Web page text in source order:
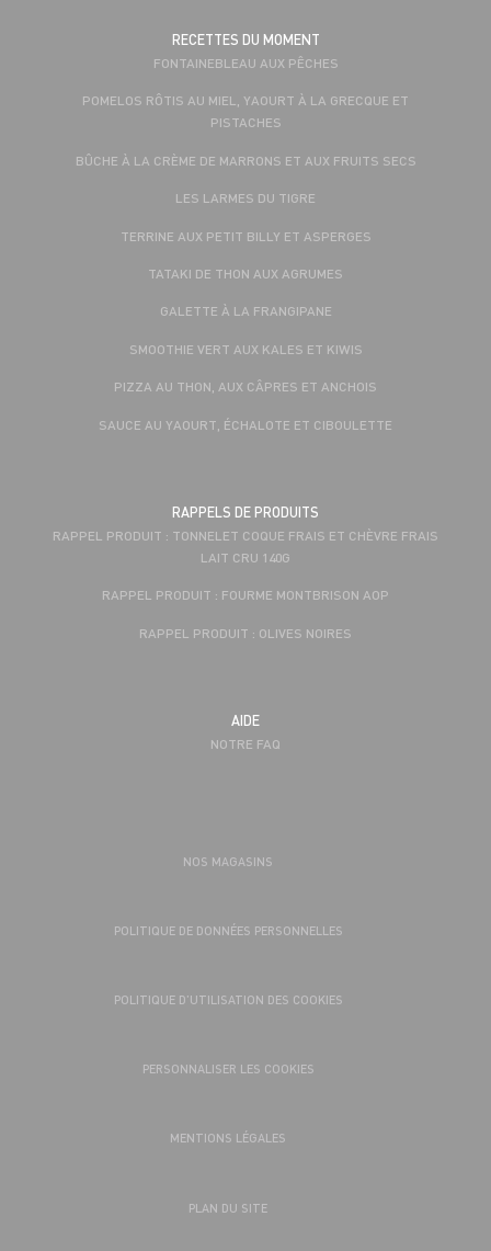
RECETTES DU MOMENT
FONTAINEBLEAU AUX PÊCHES
POMELOS RÔTIS AU MIEL, YAOURT À LA GRECQUE ET
PISTACHES
BÛCHE À LA CRÈME DE MARRONS ET AUX FRUITS SECS
LES LARMES DU TIGRE
TERRINE AUX PETIT BILLY ET ASPERGES
TATAKI DE THON AUX AGRUMES
GALETTE À LA FRANGIPANE
SMOOTHIE VERT AUX KALES ET KIWIS
PIZZA AU THON, AUX CÂPRES ET ANCHOIS
SAUCE AU YAOURT, ÉCHALOTE ET CIBOULETTE
RAPPELS DE PRODUITS
RAPPEL PRODUIT : TONNELET COQUE FRAIS ET CHÈVRE FRAIS
LAIT CRU 140G
RAPPEL PRODUIT : FOURME MONTBRISON AOP
RAPPEL PRODUIT : OLIVES NOIRES
AIDE
NOTRE FAQ
NOS MAGASINS
POLITIQUE DE DONNÉES PERSONNELLES
POLITIQUE D’UTILISATION DES COOKIES
PERSONNALISER LES COOKIES
MENTIONS LÉGALES
PLAN DU SITE